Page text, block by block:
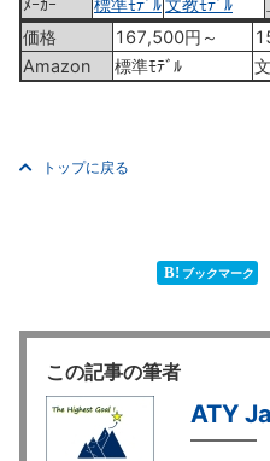
ﾒｰｶｰ
標準ﾓﾃﾞﾙ文教ﾓﾃﾞﾙ
価格
167,500円～
Amazon
標準ﾓﾃﾞﾙ
トップに戻る
B! ブックマーク
この記事の筆者
ATY